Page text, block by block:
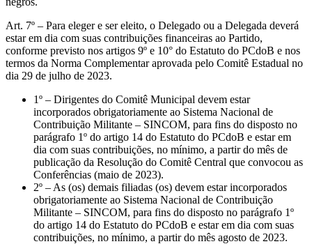
Art. 7º – Para eleger e ser eleito, o Delegado ou a Delegada deverá
estar em dia com suas contribuições financeiras ao Partido,
conforme previsto nos artigos 9º e 10° do Estatuto do PCdoB e nos
termos da Norma Complementar aprovada pelo Comitê Estadual no
dia 29 de julho de 2023.
1º – Dirigentes do Comitê Municipal devem estar
incorporados obrigatoriamente ao Sistema Nacional de
Contribuição Militante – SINCOM, para fins do disposto no
parágrafo 1º do artigo 14 do Estatuto do PCdoB e estar em
dia com suas contribuições, no mínimo, a partir do mês de
publicação da Resolução do Comitê Central que convocou as
Conferências (maio de 2023).
2º – As (os) demais filiadas (os) devem estar incorporados
obrigatoriamente ao Sistema Nacional de Contribuição
Militante – SINCOM, para fins do disposto no parágrafo 1º
do artigo 14 do Estatuto do PCdoB e estar em dia com suas
contribuições, no mínimo, a partir do mês agosto de 2023.